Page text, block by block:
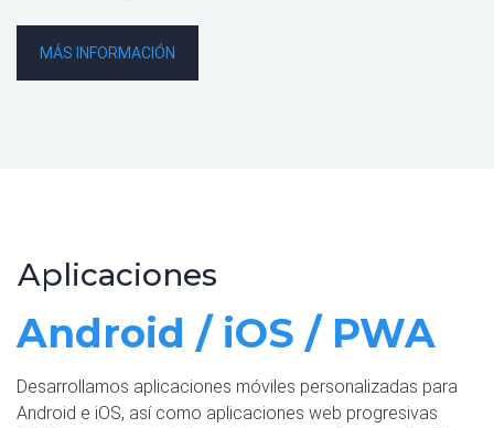
MÁS INFORMACIÓN
Aplicaciones
Android / iOS / PWA
Desarrollamos aplicaciones móviles personalizadas para
Android e iOS, así como aplicaciones web progresivas